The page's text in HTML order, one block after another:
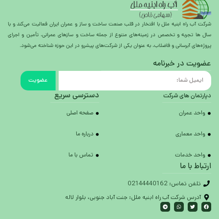
شرکت آب راه ابنیه ملل با افتخار در قلب صنعت ساخت و ساز و عمران ایران فعالیت می‌کند و با
سال ها تجربه و تخصص در زمینه‌های متنوع از جمله ساخت و سازهای عمرانی، تأمین و اجرای
پروژه‌های آبرسانی و فاضلاب، به عنوان یکی از شرکت‌های پیشرو در این حوزه شناخته می‌شود.
عضویت در خبرنامه
عضویت
دپارتمان های شرکت
واحد عمران
واحد معماری
واحد خدمات
دسترسی سریع
صفحه اصلی
درباره ما
تماس با ما
ارتباط با ما
تلفن تماس: 02144440162
آدرس شرکت آب راه ابنیه ملل: جنت آباد جنوبی، بلوار لاله